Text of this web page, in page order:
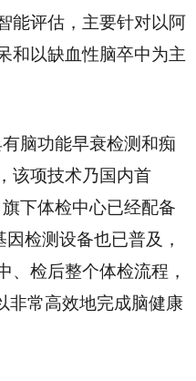
能评估，主要针对以阿
和以缺血性脑卒中为主
脑功能早衰检测和痴
该项技术乃国内首
下体检中心已经配备
检测设备也已普及，
、检后整个体检流程，
非常高效地完成脑健康